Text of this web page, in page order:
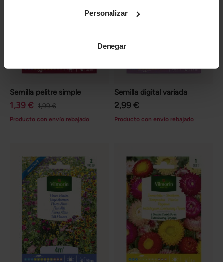
Personalizar
Denegar
Semilla pelitre simple
1,39 € 1,99 €
Producto con envío rebajado
Semilla digital variada
2,99 €
Producto con envío rebajado